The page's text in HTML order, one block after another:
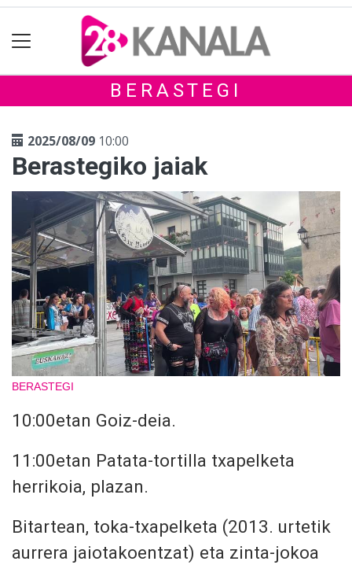
BERASTEGI
2025/08/09 10:00
Berastegiko jaiak
BERASTEGI
10:00etan Goiz-deia.
11:00etan Patata-tortilla txapelketa
herrikoia, plazan.
Bitartean, toka-txapelketa (2013. urtetik
aurrera jaiotakoentzat) eta zinta-jokoa